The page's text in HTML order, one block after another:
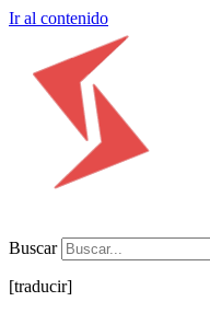
Ir al contenido
Buscar
[traducir]